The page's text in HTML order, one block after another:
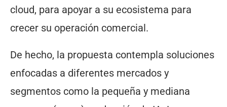
cloud, para apoyar a su ecosistema para
crecer su operación comercial.
De hecho, la propuesta contempla soluciones
enfocadas a diferentes mercados y
segmentos como la pequeña y mediana